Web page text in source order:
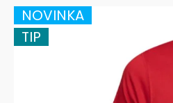
NOVINKA
TIP